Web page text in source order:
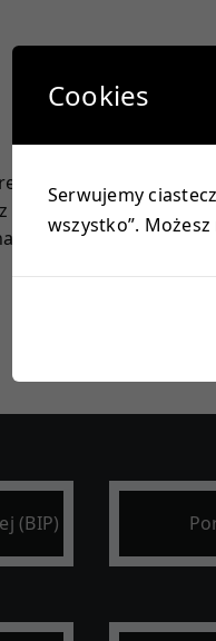
pszenicy i żyta
zaciekawieniem
żywa lekcja o
(BIP)
Cookies
Serwujemy
wszystko”.